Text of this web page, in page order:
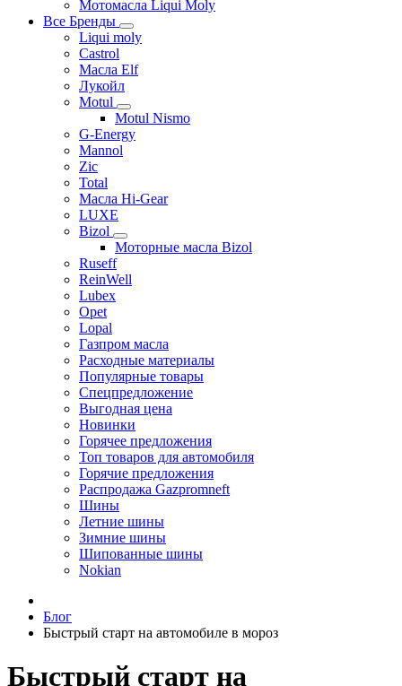
Мотомасла Liqui Moly
Все Бренды
Liqui moly
Castrol
Масла Elf
Лукойл
Motul
Motul Nismo
G-Energy
Mannol
Zic
Total
Масла Hi-Gear
LUXE
Bizol
Моторные масла Bizol
Ruseff
ReinWell
Lubex
Opet
Lopal
Газпром масла
Расходные материалы
Популярные товары
Спецпредложение
Выгодная цена
Новинки
Горячее предложения
Топ товаров для автомобиля
Горячие предложения
Распродажа Gazpromneft
Шины
Летние шины
Зимние шины
Шипованные шины
Nokian
Блог
Быстрый старт на автомобиле в мороз
Быстрый старт на